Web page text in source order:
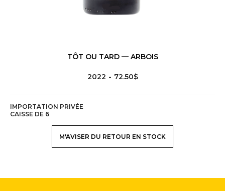
TÔT OU TARD — ARBOIS
2022 72.50$
IMPORTATION PRIVÉE
CAISSE DE 6
M'AVISER DU RETOUR EN STOCK